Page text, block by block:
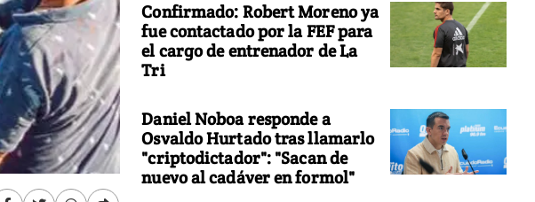
Confirmado: Robert Moreno ya
fue contactado por la FEF para
el cargo de entrenador de La
Tri
Daniel Noboa responde a
Osvaldo Hurtado tras llamarlo
"criptodictador": "Sacan de
nuevo al cadáver en formol"